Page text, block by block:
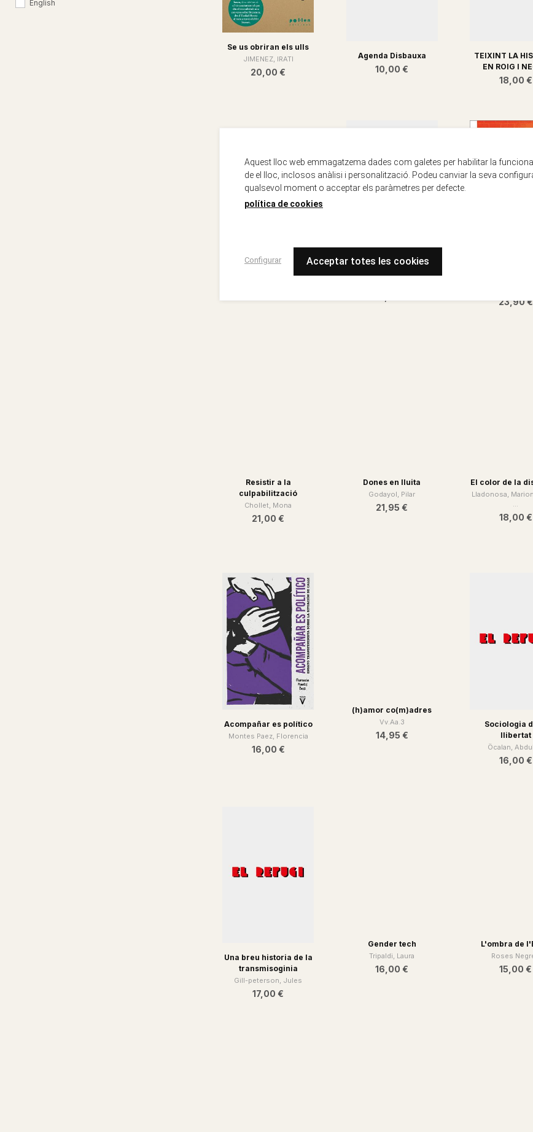
English
Se us obriran els ulls
JIMENEZ, IRATI
20,00 €
Agenda Disbauxa
10,00 €
TEIXINT LA
EN ROIG I
18,00 €
L'art d'habitar la
AA.VV.
Gilbert,
Resistir a la
culpabilització
Chollet, Mona
Dones en lluita
Godayol, Pilar
El color de la
...
Acompañar es político
Montes Paez, Florencia
(h)amor co(m)adres
Sociologia
llibertat
Öcalan,
Una breu historia de la
transmisoginia
Gill-peterson, Jules
Gender tech
L'ombra de
Roses
Aquest lloc web emmagatzema dades com galetes per habilitar la
de el lloc, inclosos anàlisi i personalització. Podeu canviar la seva
qualsevol moment o acceptar els paràmetres per defecte.
política de cookies
Configurar Acceptar totes les cookies